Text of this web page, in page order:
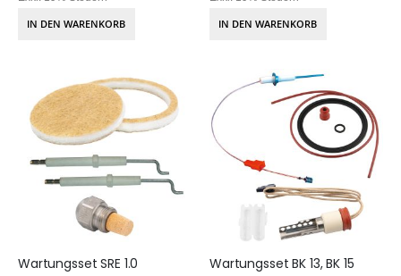
IN DEN WARENKORB IN DEN WARENKORB
Wartungsset SRE 1.0 Wartungsset BK 13, BK 15